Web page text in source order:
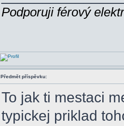
Podporuji férový
Předmět příspěvku:
To jak ti mestaci
typickej priklad